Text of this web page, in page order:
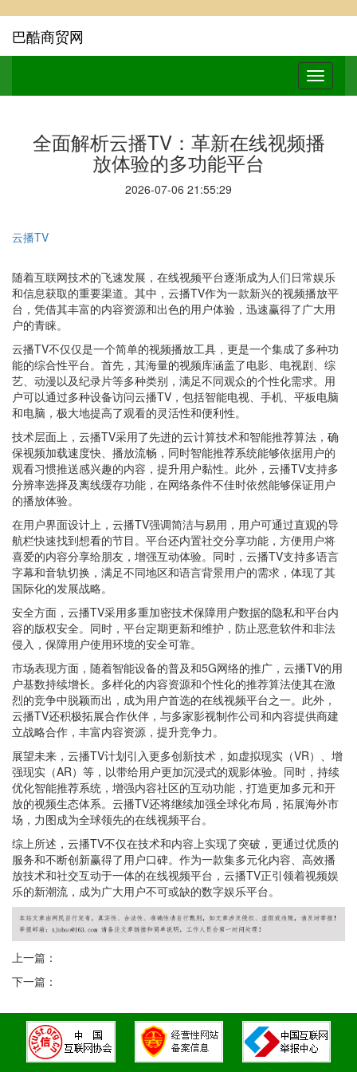
巴酷商贸网
全面解析云播TV：革新在线视频播
放体验的多功能平台
2026-07-06 21:55:29
云播TV
随着互联网技术的飞速发展，在线视频平台逐渐成为人们日常娱乐
和信息获取的重要渠道。其中，云播TV作为一款新兴的视频播放平
台，凭借其丰富的内容资源和出色的用户体验，迅速赢得了广大用
户的青睐。
云播TV不仅仅是一个简单的视频播放工具，更是一个集成了多种功
能的综合性平台。首先，其海量的视频库涵盖了电影、电视剧、综
艺、动漫以及纪录片等多种类别，满足不同观众的个性化需求。用
户可以通过多种设备访问云播TV，包括智能电视、手机、平板电脑
和电脑，极大地提高了观看的灵活性和便利性。
技术层面上，云播TV采用了先进的云计算技术和智能推荐算法，确
保视频加载速度快、播放流畅，同时智能推荐系统能够依据用户的
观看习惯推送感兴趣的内容，提升用户黏性。此外，云播TV支持多
分辨率选择及离线缓存功能，在网络条件不佳时依然能够保证用户
的播放体验。
在用户界面设计上，云播TV强调简洁与易用，用户可通过直观的导
航栏快速找到想看的节目。平台还内置社交分享功能，方便用户将
喜爱的内容分享给朋友，增强互动体验。同时，云播TV支持多语言
字幕和音轨切换，满足不同地区和语言背景用户的需求，体现了其
国际化的发展战略。
安全方面，云播TV采用多重加密技术保障用户数据的隐私和平台内
容的版权安全。同时，平台定期更新和维护，防止恶意软件和非法
侵入，保障用户使用环境的安全可靠。
市场表现方面，随着智能设备的普及和5G网络的推广，云播TV的用
户基数持续增长。多样化的内容资源和个性化的推荐算法使其在激
烈的竞争中脱颖而出，成为用户首选的在线视频平台之一。此外，
云播TV还积极拓展合作伙伴，与多家影视制作公司和内容提供商建
立战略合作，丰富内容资源，提升竞争力。
展望未来，云播TV计划引入更多创新技术，如虚拟现实（VR）、增
强现实（AR）等，以带给用户更加沉浸式的观影体验。同时，持续
优化智能推荐系统，增强内容社区的互动功能，打造更加多元和开
放的视频生态体系。云播TV还将继续加强全球化布局，拓展海外市
场，力图成为全球领先的在线视频平台。
综上所述，云播TV不仅在技术和内容上实现了突破，更通过优质的
服务和不断创新赢得了用户口碑。作为一款集多元化内容、高效播
放技术和社交互动于一体的在线视频平台，云播TV正引领着视频娱
乐的新潮流，成为广大用户不可或缺的数字娱乐平台。
上一篇：
下一篇：